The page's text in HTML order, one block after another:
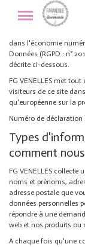
Protection
dans l'économie
Données (RGPD : n°
décrite ci-dessous.
FG VENELLES met
visiteurs de ce site
qu'européenne sur la
Numéro de déclaration
Types
comment
FG VENELLES
noms et prénoms,
adresse postale que
données personnelles
répondre à une
web et nos produits ou
A chaque fois qu'une